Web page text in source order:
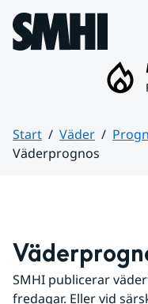
Hoppa till sidans innehåll
Start Väder
Väderprognos
SMHI publicerar
fredagar. Eller vid